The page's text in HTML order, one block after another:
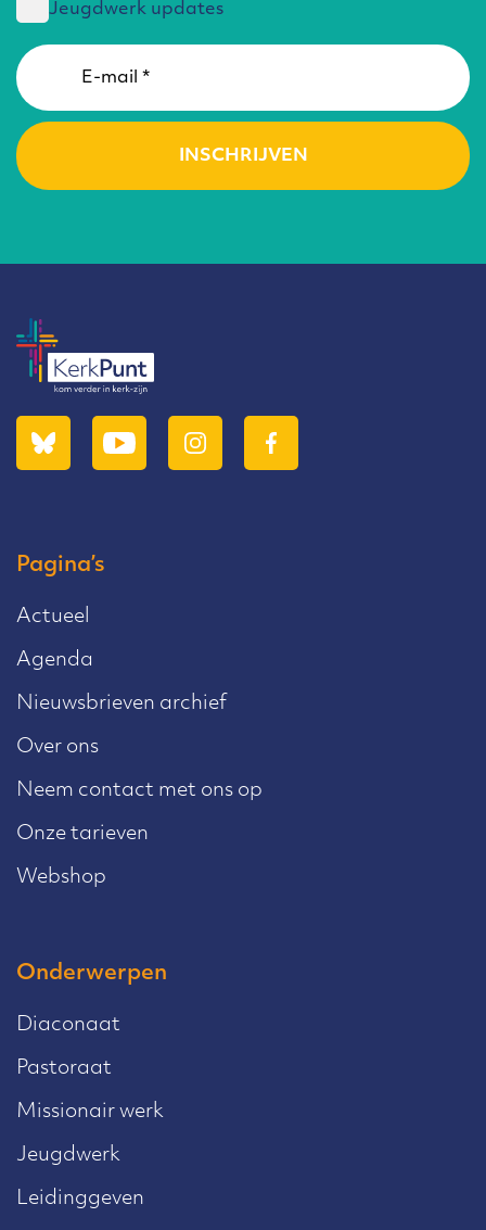
Jeugdwerk updates
Pagina’s
Actueel
Agenda
Nieuwsbrieven archief
Over ons
Neem contact met ons op
Onze tarieven
Webshop
Onderwerpen
Diaconaat
Pastoraat
Missionair werk
Jeugdwerk
Leidinggeven